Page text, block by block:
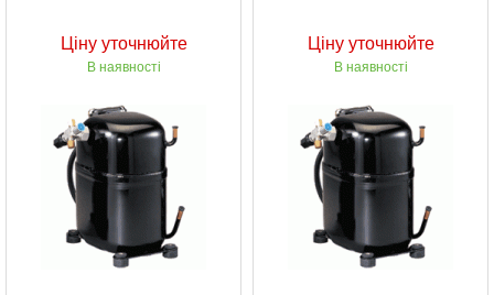
Ціну уточнюйте
В наявності
Ціну уточнюйте
В наявності